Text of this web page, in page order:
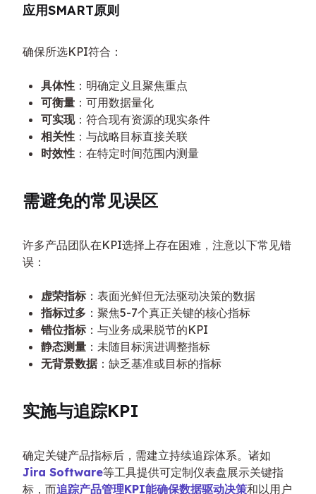
应用SMART原则
确保所选KPI符合：
具体性 ：明确定义且聚焦重点
可衡量 ：可用数据量化
可实现：符合现有资源的现实条件
相关性 ：与战略目标直接关联
时效性 ：在特定时间范围内测量
需避免的常见误区
许多产品团队在KPI选择上存在困难，注意以下常见错
误：
虚荣指标：表面光鲜但无法驱动决策的数据
指标过多 ：聚焦5-7个真正关键的核心指标
错位指标：与业务成果脱节的KPI
静态测量 ：未随目标演进调整指标
无背景数据：缺乏基准或目标的指标
实施与追踪KPI
确定关键产品指标后，需建立持续追踪体系。诸如
Jira Software等工具提供可定制仪表盘展示关键指
标，而追踪产品管理KPI能确保数据驱动决策和以用户